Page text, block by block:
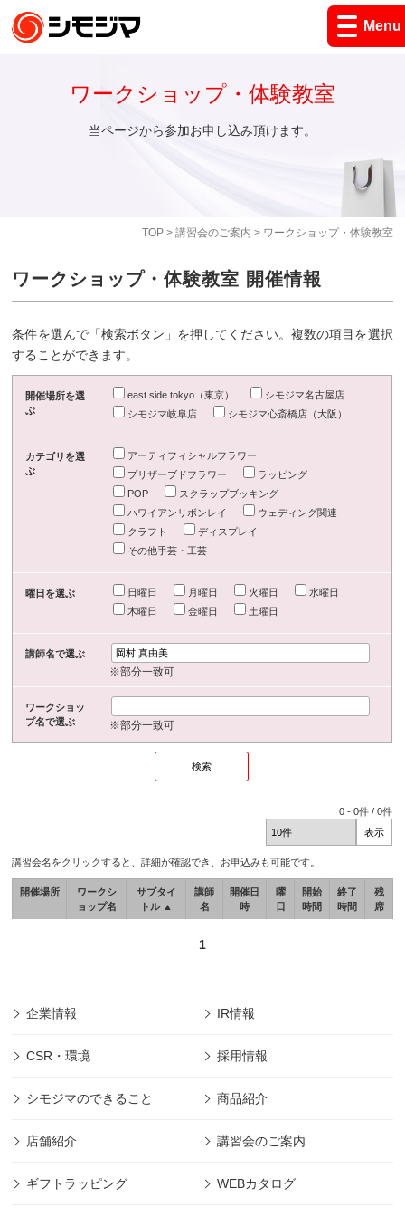
Menu
TOP> 講習会のご案内 > ワークショップ・体験教室
ワークショップ・体験教室
当ページから参加お申し込み頂けます。
ワークショップ・体験教室 開催情報
条件を選んで「検索ボタン」を押してください。複数の項目を選択
することができます。
開催場所を選
ぶ
east side tokyo（東京）
シモジマ名古屋店
シモジマ岐阜店
シモジマ心斎橋店（大阪）
カテゴリを選
ぶ
アーティフィシャルフラワー
プリザーブドフラワー
ラッピング
POP
スクラップブッキング
ハワイアンリボンレイ
ウェディング関連
クラフト
ディスプレイ
その他手芸・工芸
曜日を選ぶ 日曜日 月曜日 火曜日
水曜日
木曜日
金曜日 土曜日
講師名で選ぶ
※部分一致可
ワークショッ
プ名で選ぶ
※部分一致可
0 -0件 /0件
講習会名をクリックすると、詳細が確認でき、お申込みも可能です。
開催場所
ワークシ
ョップ名
サブタイ
トル ▲
講師
名
開催日
時
曜
日
開始
時間
終了
時間
残
席
1
企業情報 IR情報
CSR・環境 採用情報
シモジマのできること 商品紹介
店舗紹介 講習会のご案内
ギフトラッピング WEBカタログ